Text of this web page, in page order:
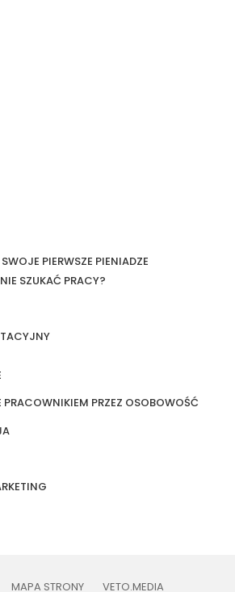
PIERWSZE PIENIADZE
SZUKAĆ PRACY?
PRACOWNIKIEM PRZEZ OSOBOWOŚĆ
MAPA STRONY VETO.MEDIA